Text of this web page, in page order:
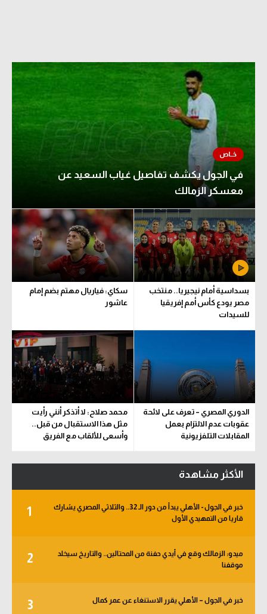
في الجول يكشف تفاصيل غياب السعيد عن
معسكر الزمالك
بسداسية أمام نيجيريا.. منتخب
مصر يودع كأس أمم إفريقيا
للسيدات
سكاي: فياريال مهتم بضم إمام
عاشور
الدوري المصري – تعرف على لائحة
عقوبات عدم الالتزام بعمل
المقابلات التلفزيونية
محمد صلاح: لا أتذكر أنني رأيت
مثل هذا الاستقبال من قبل..
وأسعى للألقاب مع الفريق
الأكثر مشاهدة
1
خبر في الجول - الأهلي يبدأ من دور الـ 32.. والثلاثي المصري يشارك
قاريا من التمهيدي الأول
2
ميدو: الزمالك وقع في أيدي حفنة من المحتالين.. والتاريخ سيخلد
موقفنا
3 خبر في الجول – الأهلي يقرر الاستنغاء عن عمر كمال